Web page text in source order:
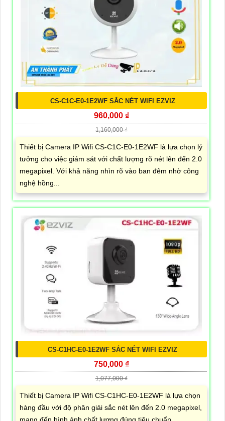
CS-C1C-E0-1E2WF SẮC NÉT WIFI EZVIZ
960,000 ₫
1,160,000 ₫
Thiết bị Camera IP Wifi CS-C1C-E0-1E2WF là lựa chọn lý
tưởng cho việc giám sát với chất lượng rõ nét lên đến 2.0
megapixel. Với khả năng nhìn rõ vào ban đêm nhờ công
nghệ hồng...
CS-C1HC-E0-1E2WF SẮC NÉT WIFI EZVIZ
750,000 ₫
1,077,000 ₫
Thiết bị Camera IP Wifi CS-C1HC-E0-1E2WF là lựa chọn
hàng đầu với độ phân giải sắc nét lên đến 2.0 megapixel,